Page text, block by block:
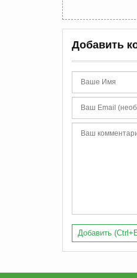
Добавить
Добавить